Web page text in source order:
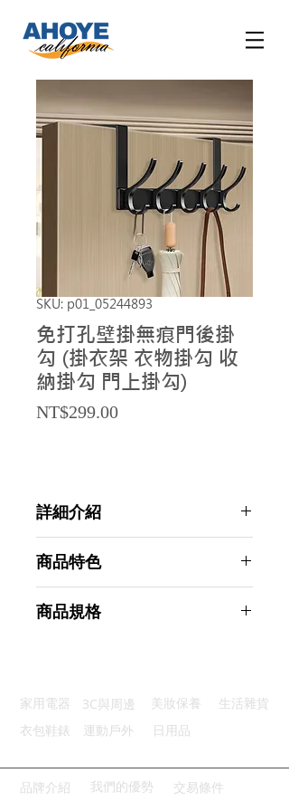
SKU: p01_05244893
免打孔壁掛無痕門後掛
勾 (掛衣架 衣物掛勾 收
納掛勾 門上掛勾)
NT$299.00Price
詳細介紹
商品特色
輕鬆安裝：免打孔一掛即用超方便
商品規格
商品型號：p01_05244893
主要材質：鋁鎂合金
商品重量(g)：175
產地名稱：中國大陸
家用電器 3C與周邊 美妝保養
生活雜貨
衣包鞋錶
運動戶外 日用品
品牌介紹 我們的優勢 交易條件